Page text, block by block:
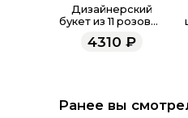
Дизайнерский
букет из 11 розовых
4310 ₽
Ранее вы